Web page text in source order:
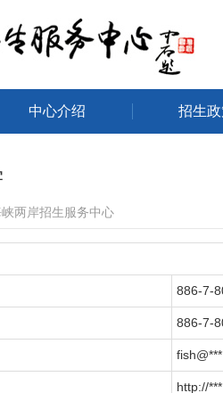
中心介绍 招生
两岸招生服务中心
886-7-
886-7-
fish@***
http://***